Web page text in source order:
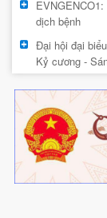
dịch bệnh
Đại hội đại
Kỷ cương -